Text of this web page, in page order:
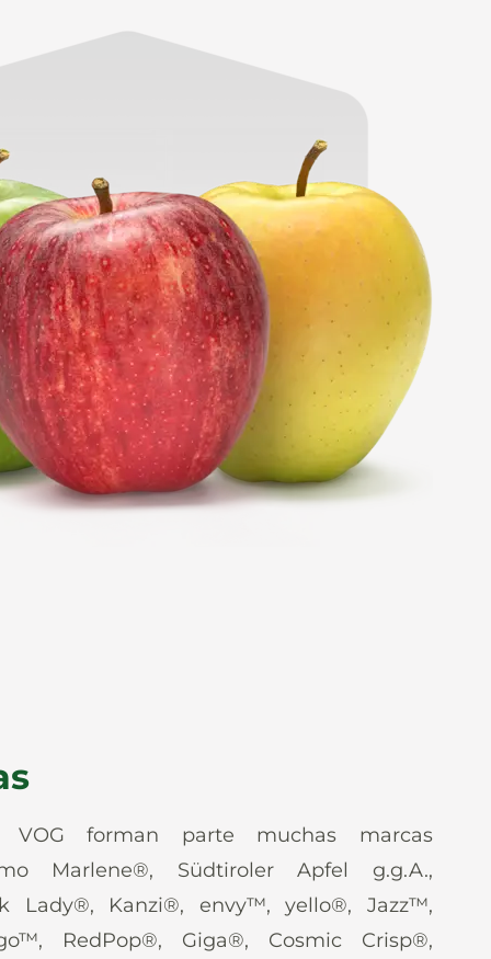
forman parte muchas marcas
Marlene®, Südtiroler Apfel g.g.A.,
Lady®, Kanzi®, envy™, yello®, Jazz™,
RedPop®, Giga®, Cosmic Crisp®,